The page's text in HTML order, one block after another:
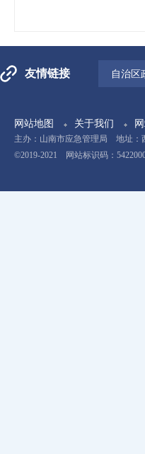
友情链接 自治区
网站地图 关于我们
主办：山南市应急管理局 地址：
©2019-2021 网站标识码：